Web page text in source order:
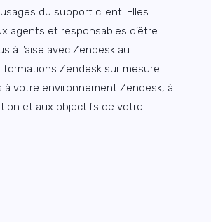
du support client. Elles
agents et responsables d’être
à l’aise avec Zendesk au
formations Zendesk sur mesure
à votre environnement Zendesk, à
et aux objectifs de votre